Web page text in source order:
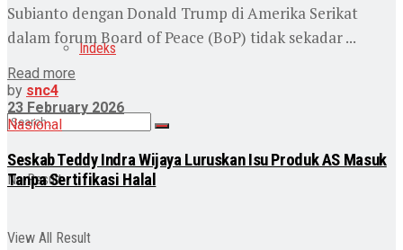
Indeks
No Result
View All Result
Subianto dengan Donald Trump di Amerika Serikat
dalam forum Board of Peace (BoP) tidak sekadar ...
Read more
by snc4
23 February 2026
Nasional
Seskab Teddy Indra Wijaya Luruskan Isu Produk AS Masuk
Tanpa Sertifikasi Halal